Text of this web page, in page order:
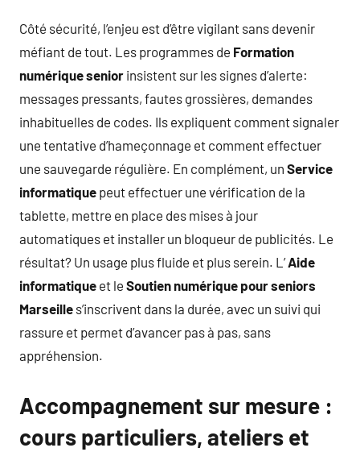
Côté sécurité, l’enjeu est d’être vigilant sans devenir
méfiant de tout. Les programmes de Formation
numérique senior insistent sur les signes d’alerte:
messages pressants, fautes grossières, demandes
inhabituelles de codes. Ils expliquent comment signaler
une tentative d’hameçonnage et comment effectuer
une sauvegarde régulière. En complément, un Service
informatique peut effectuer une vérification de la
tablette, mettre en place des mises à jour
automatiques et installer un bloqueur de publicités. Le
résultat? Un usage plus fluide et plus serein. L’Aide
informatique et le Soutien numérique pour seniors
Marseille s’inscrivent dans la durée, avec un suivi qui
rassure et permet d’avancer pas à pas, sans
appréhension.
Accompagnement sur mesure :
cours particuliers, ateliers et